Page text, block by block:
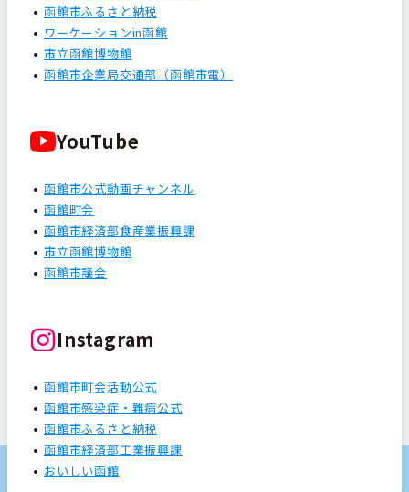
函館市ふるさと納税
ワーケーションin函館
市立函館博物館
函館市企業局交通部（函館市電）
YouTube
函館市公式動画チャンネル
函館町会
函館市経済部食産業振興課
市立函館博物館
函館市議会
Instagram
函館市町会活動公式
函館市感染症・難病公式
函館市ふるさと納税
函館市経済部工業振興課
おいしい函館